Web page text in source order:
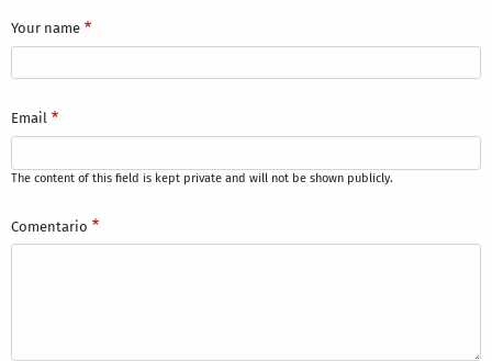
Your name
Email
The content of this field is kept private and will not be shown publicly.
Comentario